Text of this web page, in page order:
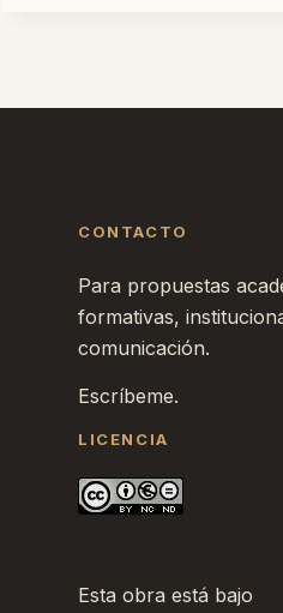
CONTACTO
Para propuestas
formativas,
comunicación.
Escríbeme.
LICENCIA
Esta obra está bajo